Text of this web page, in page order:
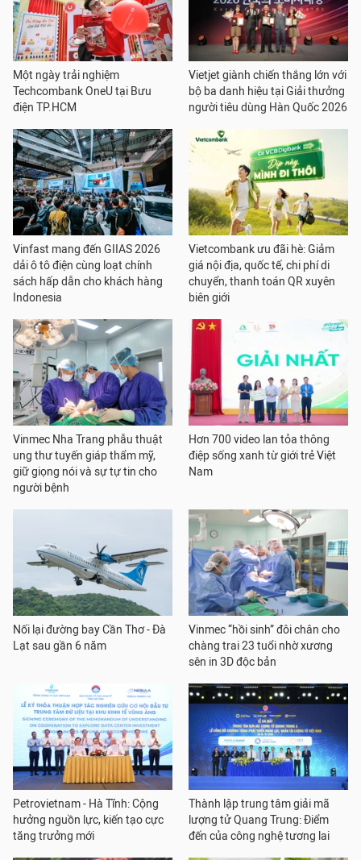
Một ngày trải nghiệm
Techcombank OneU tại Bưu
điện TP.HCM
Vietjet giành chiến thắng lớn với
bộ ba danh hiệu tại Giải thưởng
người tiêu dùng Hàn Quốc 2026
Vinfast mang đến GIIAS 2026
dải ô tô điện cùng loạt chính
sách hấp dẫn cho khách hàng
Indonesia
Vietcombank ưu đãi hè: Giảm
giá nội địa, quốc tế, chi phí di
chuyển, thanh toán QR xuyên
biên giới
Vinmec Nha Trang phẫu thuật
ung thư tuyến giáp thẩm mỹ,
giữ giọng nói và sự tự tin cho
người bệnh
Hơn 700 video lan tỏa thông
điệp sống xanh từ giới trẻ Việt
Nam
Nối lại đường bay Cần Thơ - Đà
Lạt sau gần 6 năm
Vinmec “hồi sinh” đôi chân cho
chàng trai 23 tuổi nhờ xương
sên in 3D độc bản
Petrovietnam - Hà Tĩnh: Cộng
hưởng nguồn lực, kiến tạo cực
tăng trưởng mới
Thành lập trung tâm giải mã
lượng tử Quang Trung: Điểm
đến của công nghệ tương lai